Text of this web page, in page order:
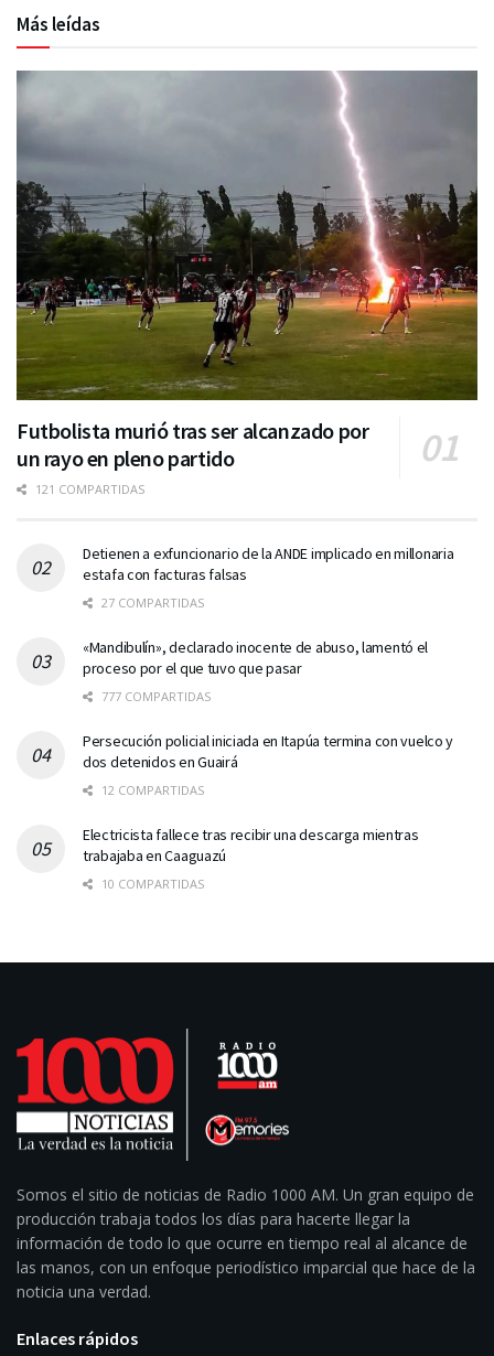
Más leídas
Futbolista murió tras ser alcanzado por
un rayo en pleno partido
121 COMPARTIDAS
Detienen a exfuncionario de la ANDE implicado en millonaria
estafa con facturas falsas
27 COMPARTIDAS
«Mandibulín», declarado inocente de abuso, lamentó el
proceso por el que tuvo que pasar
777 COMPARTIDAS
Persecución policial iniciada en Itapúa termina con vuelco y
dos detenidos en Guairá
12 COMPARTIDAS
Electricista fallece tras recibir una descarga mientras
trabajaba en Caaguazú
10 COMPARTIDAS
Somos el sitio de noticias de Radio 1000 AM. Un gran equipo de
producción trabaja todos los días para hacerte llegar la
información de todo lo que ocurre en tiempo real al alcance de
las manos, con un enfoque periodístico imparcial que hace de la
noticia una verdad.
Enlaces rápidos